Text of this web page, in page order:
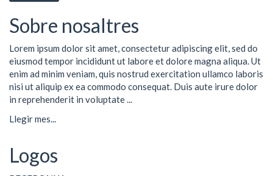
Sobre nosaltres
Lorem ipsum dolor sit amet, consectetur adipiscing elit, sed do
eiusmod tempor incididunt ut labore et dolore magna aliqua. Ut
enim ad minim veniam, quis nostrud exercitation ullamco laboris
nisi ut aliquip ex ea commodo consequat. Duis aute irure dolor
in reprehenderit in voluptate ...
Llegir mes...
Logos